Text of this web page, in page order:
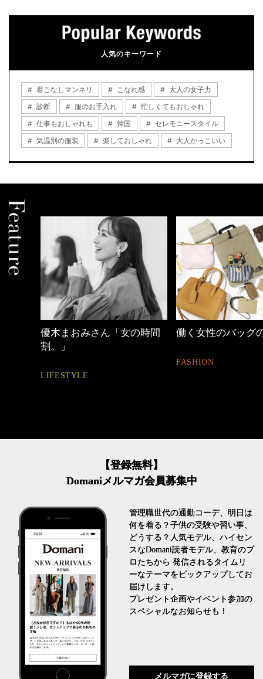
人気のキーワード
着こなしマンネリ こなれ感
大人の女子力
診断
服のお手入れ
忙しくてもおしゃれ
仕事もおしゃれも
韓国
セレモニースタイル
気温別の服装
楽しておしゃれ 大人かっこいい
働く女性のバッグの中身
心地よくいられる
【登録無料】
Domaniメルマガ会員募集中
管理職世代の通勤コーデ、明日は
何を着る？子供の受験や習い事、
どうする？人気モデル、ハイセン
スなDomani読者モデル、教育のプ
ロたちから 発信されるタイムリ
ーなテーマをピックアップしてお
届けします。
プレゼント企画やイベント参加の
スペシャルなお知らせも！
メルマガに登録する